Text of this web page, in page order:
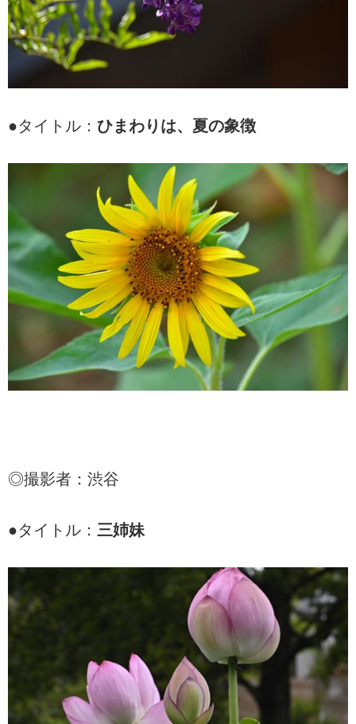
●タイトル： ひまわりは、夏の象徴
◎撮影者：渋谷
●タイトル： 三姉妹